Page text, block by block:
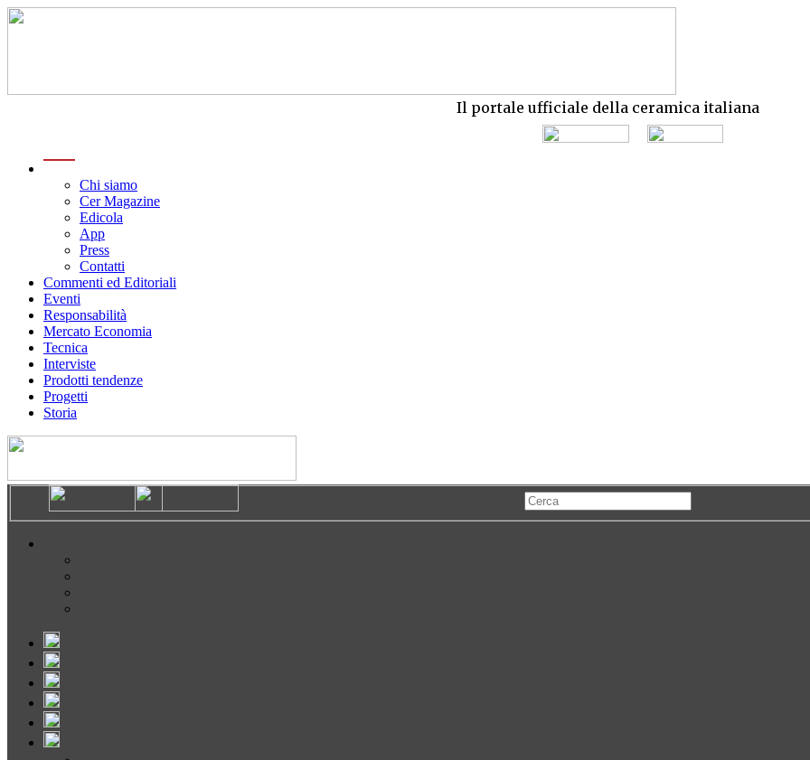
Il portale ufficiale della ceramica italiana
Chi siamo
Cer Magazine
Edicola
App
Press
Contatti
Commenti ed Editoriali
Eventi
Responsabilità
Mercato Economia
Tecnica
Interviste
Prodotti tendenze
Progetti
Storia